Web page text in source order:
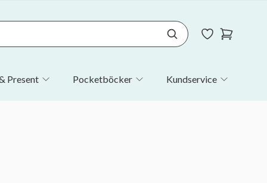
Present Pocketböcker Kundservice